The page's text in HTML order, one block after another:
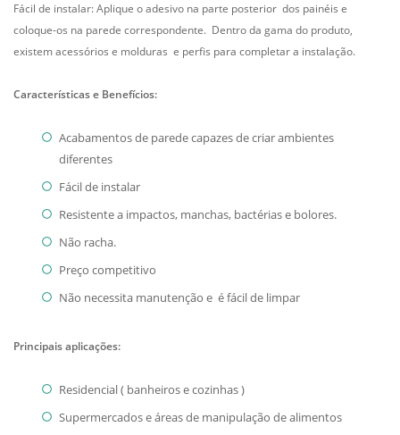
Fácil de instalar: Aplique o adesivo na parte posterior dos painéis e
coloque-os na parede correspondente. Dentro da gama do produto,
existem acessórios e molduras e perfis para completar a instalação.
Características e Benefícios:
Acabamentos de parede capazes de criar ambientes
diferentes
Fácil de instalar
Resistente a impactos, manchas, bactérias e bolores.
Não racha.
Preço competitivo
Não necessita manutenção e é fácil de limpar
Principais aplicações:
Residencial ( banheiros e cozinhas )
Supermercados e áreas de manipulação de alimentos